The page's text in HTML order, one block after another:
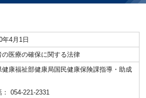
年4月1日
の医療の確保に関する法律
健康福祉部健康局国民健康保険課指導・助成
054-221-2331